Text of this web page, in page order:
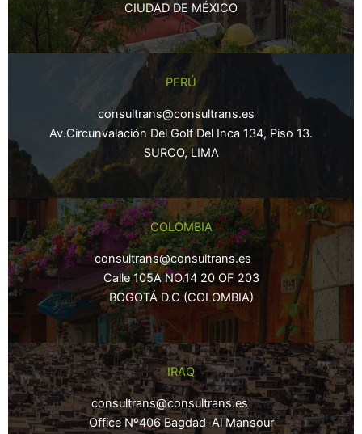
CIUDAD DE MÉXICO
PERÚ
consultrans@consultrans.es
Av.Circunvalación Del Golf Del Inca 134, Piso 13.
SURCO, LIMA
COLOMBIA
consultrans@consultrans.es
Calle 105A NO.14 20 OF 203
BOGOTÁ D.C (COLOMBIA)
IRAQ
consultrans@consultrans.es
Office Nº406 Bagdad-Al Mansour